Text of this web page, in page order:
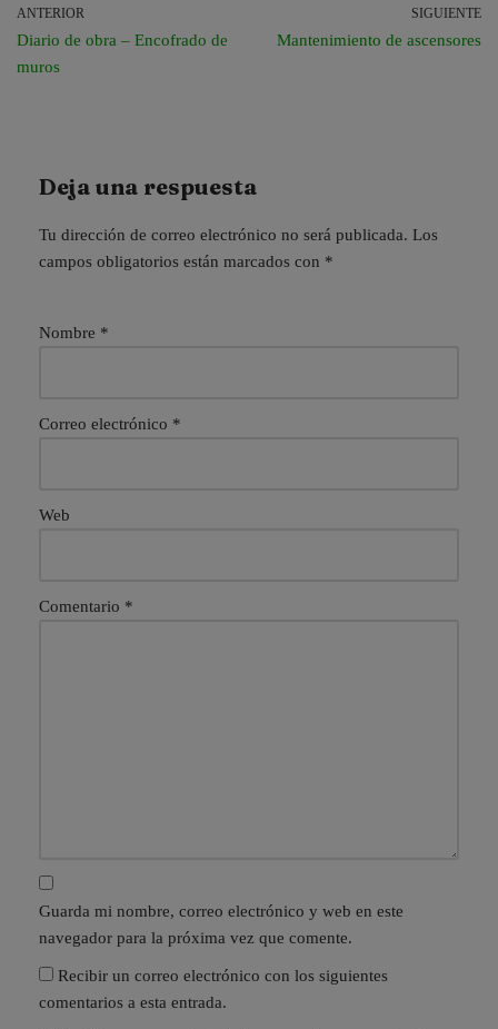
ANTERIOR
Diario de obra – Encofrado de
muros
SIGUIENTE
Mantenimiento de ascensores
Deja una respuesta
Tu dirección de correo electrónico no será publicada. Los
campos obligatorios están marcados con *
Nombre *
Correo electrónico *
Web
Comentario *
Guarda mi nombre, correo electrónico y web en este
navegador para la próxima vez que comente.
Recibir un correo electrónico con los siguientes
comentarios a esta entrada.